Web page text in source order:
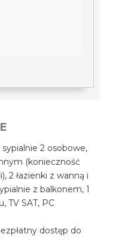
2 osobowe,
(konieczność
2 łazienki z wanną i
z balkonem, 1
TV SAT, PC
dostęp do